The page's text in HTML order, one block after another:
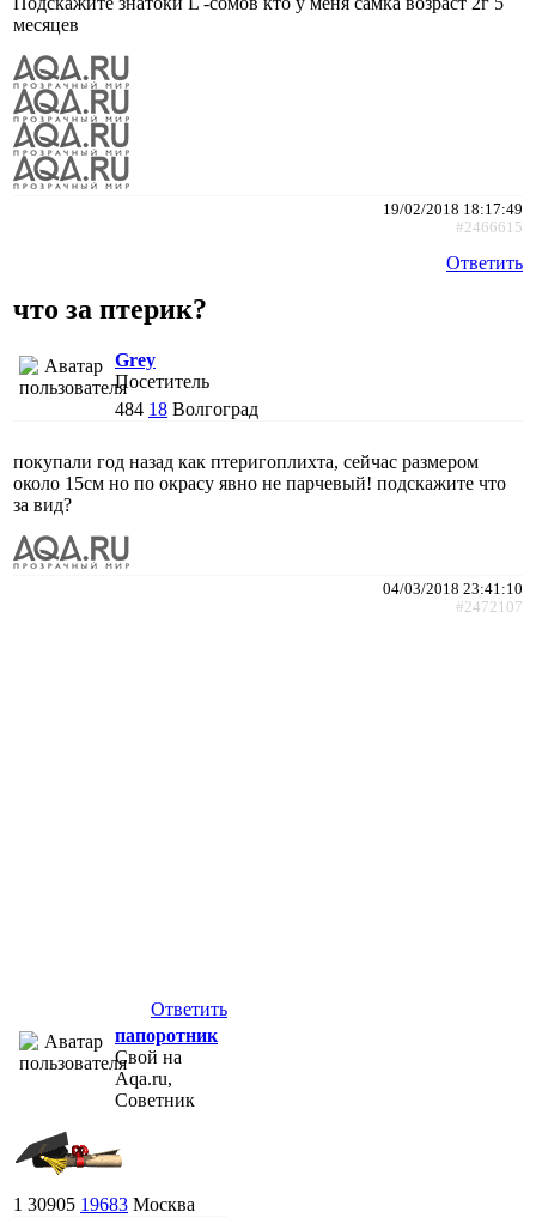
месяцев
19/02/2018 18:17:49
#2466615
Ответить
что за птерик?
Grey
Посетитель
484 18 Волгоград
покупали год назад как птеригоплихта, сейчас размером
около 15см но по окрасу явно не парчевый! подскажите что
за вид?
04/03/2018 23:41:10
#2472107
Ответить
папоротник
Свой на
Aqa.ru,
Советник
1 30905 19683 Москва